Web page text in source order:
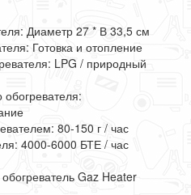
Диаметр 27 * В 33,5 см
Готовка и отопление
LPG / природный
обогревателя:
80-150 г / час
4000-6000 БТЕ / час
Gaz Heater